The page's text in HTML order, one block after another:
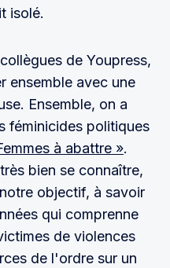
isolé.
de Youpress,
ensemble avec une
Ensemble, on a
féminicides politiques
à abattre ».
bien se connaître,
objectif, à savoir
qui comprenne
de violences
de l'ordre sur un